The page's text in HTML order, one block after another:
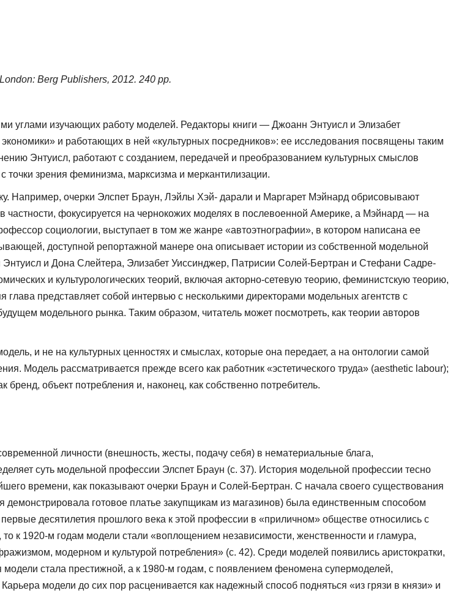
Berg Publishers, 2012. 240 pp.
углами изучающих работу моделей. Редакторы книги — Джоанн Энтуисл и Элизабет
и работающих в ней «культурных посредников»: ее исследования посвящены таким
Энтуисл, работают с созданием, передачей и преобразова­нием культурных смыслов
зрения феминизма, марксизма и меркантилизации.
На­пример, очерки Элспет Браун, Лэйлы Хэй- дарали и Маргарет Мэйнард обрисовывают
фокусируется на чернокожих моделях в послевоенной Америке, а Мэйнард — на
социологии, выступает в том же жанре «автоэтнографии», в котором написана ее
доступной репортажной манере она описывает истории из соб­ственной модельной
Энтуисл и Дона Слейтера, Элизабет Уиссинджер, Патрисии Солей-Бертран и Стефани Садре-
и культурологических теорий, включая акторно-сетевую те­орию, феминистскую теорию,
глава представляет собой интервью с несколькими директорами модельных агентств с
модельного рынка. Таким образом, читатель может посмотреть, как теории авторов
и не на культурных ценностях и смыслах, которые она передает, а на онтологии самой
Модель рассма­тривается прежде всего как работник «эстетического труда» (aesthetic labour);
объект потребления и, наконец, как соб­ственно потребитель.
личности (внешность, жесты, подачу себя) в не­материальные блага,
суть модельной профессии Элспет Браун (с. 37). История модельной профессии тесно
времени, как показывают очерки Браун и Солей-Бертран. С нача­ла своего существования
готовое платье закупщикам из магазинов) была единственным способом
десятилетия прошлого века к этой профессии в «приличном» об­ществе относились с
к 1920-м годам модели стали «воплоще­нием независимости, женственности и гламура,
модерном и культурой потребления» (с. 42). Среди моделей появились аристократки,
стала престижной, а к 1980-м годам, с появлением феномена супермоделей,
модели до сих пор расценивается как надежный способ подняться «из грязи в князи» и